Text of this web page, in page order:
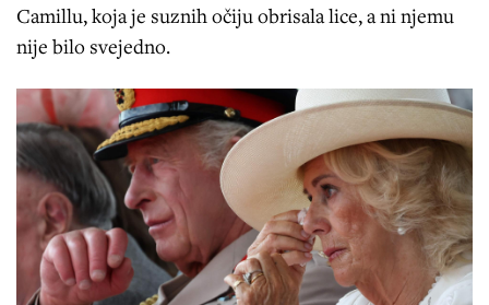
Camillu, koja je suznih očiju obrisala lice, a ni njemu
nije bilo svejedno.